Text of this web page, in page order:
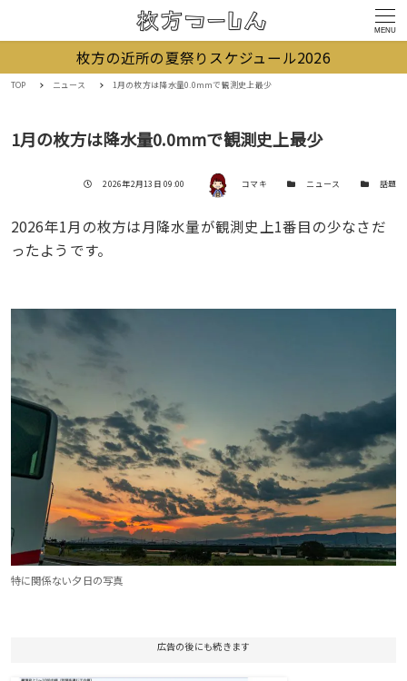
MENU
枚方の近所の夏祭りスケジュール2026
TOP ニュース 1月の枚方は降水量0.0mmで観測史上最少
1月の枚方は降水量0.0mmで観測史上最少
投稿日
2026年2月13日 09:00 著者 コマキ カテゴリー
ニュース カテゴリー
話題
2026年1月の枚方は月降水量が観測史上1番目の少なさだ
ったようです。
特に関係ない夕日の写真
広告の後にも続きます